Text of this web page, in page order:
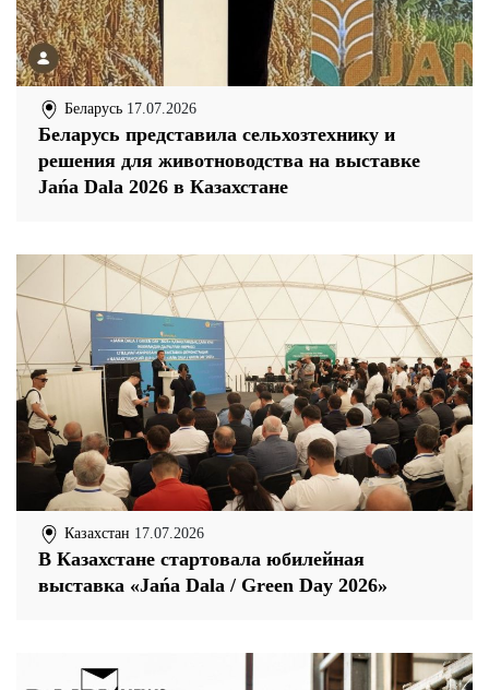
Беларусь 17.07.2026
Беларусь представила сельхозтехнику и
решения для животноводства на выставке
Jańa Dala 2026 в Казахстане
Казахстан 17.07.2026
В Казахстане стартовала юбилейная
выставка «Jańa Dala / Green Day 2026»